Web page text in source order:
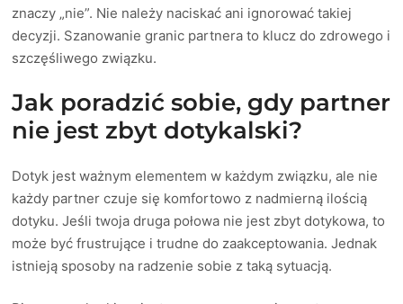
znaczy „nie”. Nie należy naciskać ani ignorować takiej
decyzji. Szanowanie granic partnera to klucz do zdrowego i
szczęśliwego związku.
Jak poradzić sobie, gdy partner
nie jest zbyt dotykalski?
Dotyk jest ważnym elementem w każdym związku, ale nie
każdy partner czuje się komfortowo z nadmierną ilością
dotyku. Jeśli twoja druga połowa nie jest zbyt dotykowa, to
może być frustrujące i trudne do zaakceptowania. Jednak
istnieją sposoby na radzenie sobie z taką sytuacją.